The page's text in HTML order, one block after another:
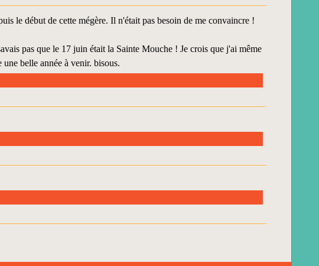
le début de cette mégère. Il n'était pas besoin de me convaincre !
pas que le 17 juin était la Sainte Mouche ! Je crois que j'ai même
belle année à venir. bisous.